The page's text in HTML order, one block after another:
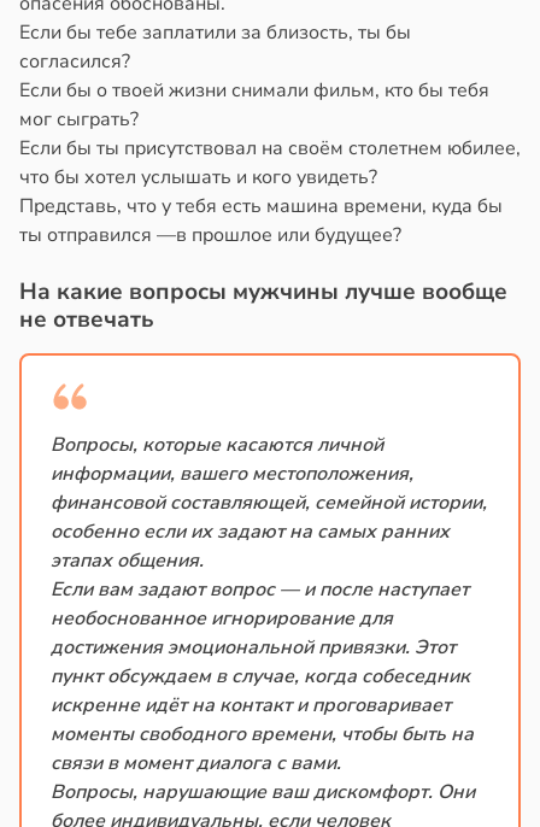
Если бы тебе заплатили за близость, ты бы
согласился?
Если бы о твоей жизни снимали фильм, кто бы тебя
мог сыграть?
Если бы ты присутствовал на своём столетнем юбилее,
что бы хотел услышать и кого увидеть?
Представь, что у тебя есть машина времени, куда бы
ты отправился —в прошлое или будущее?
На какие вопросы мужчины лучше вообще
не отвечать
Вопросы, которые касаются личной
информации, вашего местоположения,
финансовой составляющей, семейной истории,
особенно если их задают на самых ранних
этапах общения.
Если вам задают вопрос — и после наступает
необоснованное игнорирование для
достижения эмоциональной привязки. Этот
пункт обсуждаем в случае, когда собеседник
искренне идёт на контакт и проговаривает
моменты свободного времени, чтобы быть на
связи в момент диалога с вами.
Вопросы, нарушающие ваш дискомфорт. Они
более индивидуальны, если человек